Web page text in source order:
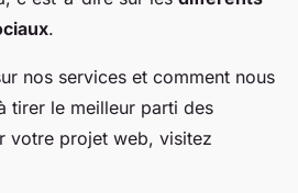
.
nos services et comment nous
tirer le meilleur parti des
votre projet web, visitez